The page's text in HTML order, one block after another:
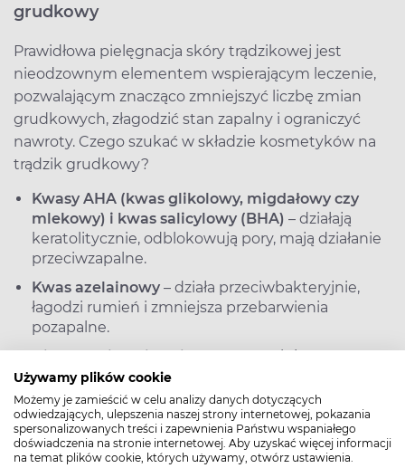
Używamy plików cookie
Możemy je zamieścić w celu analizy danych dotyczących
odwiedzających, ulepszenia naszej strony internetowej, pokazania
spersonalizowanych treści i zapewnienia Państwu wspaniałego
doświadczenia na stronie internetowej. Aby uzyskać więcej informacji
na temat plików cookie, których używamy, otwórz ustawienia.
grudkowy
Prawidłowa pielęgnacja skóry trądzikowej jest
nieodzownym elementem wspierającym leczenie,
pozwalającym znacząco zmniejszyć liczbę zmian
grudkowych, złagodzić stan zapalny i ograniczyć
nawroty. Czego szukać w składzie kosmetyków na
trądzik grudkowy?
Kwasy AHA (kwas glikolowy, migdałowy czy
mlekowy) i kwas salicylowy (BHA) – działają
keratolitycznie, odblokowują pory, mają działanie
przeciwzapalne.
Kwas azelainowy – działa przeciwbakteryjnie,
łagodzi rumień i zmniejsza przebarwienia
pozapalne.
Niacynamid (witamina B3)– reguluje
wydzielanie sebum i działa przeciwzapalnie.
Cynk, siarka, glinka zielona– naturalne składniki
wspierające redukcję stanów zapalnych i łojotoku.
>> Działanie keratolityczne – jak usunąć